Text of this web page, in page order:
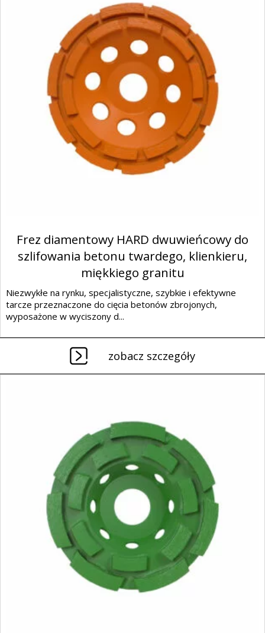
Frez diamentowy HARD dwuwieńcowy do
szlifowania betonu twardego, klienkieru,
miękkiego granitu
Niezwykłe na rynku, specjalistyczne, szybkie i efektywne
tarcze przeznaczone do cięcia betonów zbrojonych,
wyposażone w wyciszony d...
zobacz szczegóły